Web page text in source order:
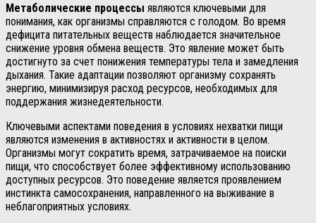
Метаболические процессы являются ключевыми для
понимания, как организмы справляются с голодом. Во время
дефицита питательных веществ наблюдается значительное
снижение уровня обмена веществ. Это явление может быть
достигнуто за счет понижения температуры тела и замедления
дыхания. Такие адаптации позволяют организму сохранять
энергию, минимизируя расход ресурсов, необходимых для
поддержания жизнедеятельности.
Ключевыми аспектами поведения в условиях нехватки пищи
являются изменения в активностях и активности в целом.
Организмы могут сократить время, затрачиваемое на поиски
пищи, что способствует более эффективному использованию
доступных ресурсов. Это поведение является проявлением
инстинкта самосохранения, направленного на выживание в
неблагоприятных условиях.